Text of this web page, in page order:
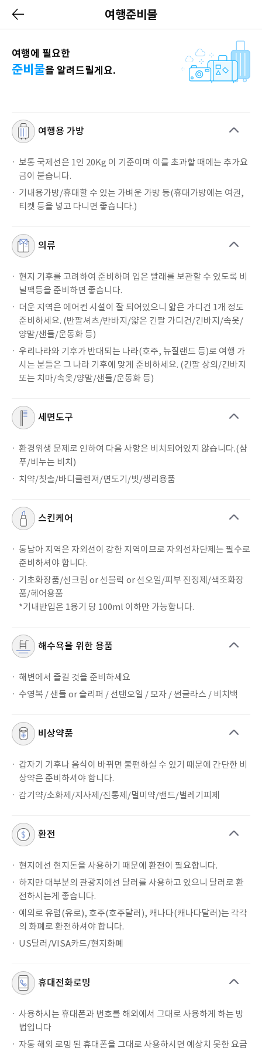
여행준비물
여행에 필요한
준비물을 알려드릴게요.
여행용 가방
보통 국제선은 1인 20Kg 이 기준이며 이를 초과할 때에는 추가요
금이 붙습니다.
기내용가방/휴대할 수 있는 가벼운 가방 등(휴대가방에는 여권,
티켓 등을 넣고 다니면 좋습니다.)
의류
현지 기후를 고려하여 준비하며 입은 빨래를 보관할 수 있도록 비
닐팩등을 준비하면 좋습니다.
더운 지역은 에어컨 시설이 잘 되어있으니 얇은 가디건 1개 정도
준비하세요. (반팔셔츠/반바지/얇은 긴팔 가디건/긴바지/속옷/
양말/샌들/운동화 등)​
우리나라와 기후가 반대되는 나라(호주, 뉴질랜드 등)로 여행 가
시는 분들은 그 나라 기후에 맞게 준비하세요. (긴팔 상의/긴바지
또는 치마/속옷/양말/샌들/운동화 등)​
세면도구
환경위생 문제로 인하여 다음 사항은 비치되어있지 않습니다.(샴
푸/비누는 비치)
치약/칫솔/바디클렌져/면도기/빗/생리용품
스킨케어
동남아 지역은 자외선이 강한 지역이므로 자외선차단제는 필수로
준비하셔야 합니다.
기초화장품/선크림 or 선블럭 or 선오일/피부 진정제/색조화장
품/헤어용품
*기내반입은 1용기 당 100ml 이하만 가능합니다.
해수욕을 위한 용품
해변에서 즐길 것을 준비하세요
수영복 / 샌들 or 슬리퍼 / 선탠오일 / 모자 / 썬글라스 / 비치백
비상약품
갑자기 기후나 음식이 바뀌면 불편하실 수 있기 때문에 간단한 비
상약은 준비하셔야 합니다.
감기약/소화제/지사제/진통제/멀미약/밴드/벌레기피제
환전
현지에선 현지돈을 사용하기 때문에 환전이 필요합니다.
하지만 대부분의 관광지에선 달러를 사용하고 있으니 달러로 환
전하시는게 좋습니다.
예외로 유럽(유로), 호주(호주달러), 캐나다(캐나다달러)는 각각
의 화폐로 환전하셔야 합니다.
US달러/VISA카드/현지화폐
휴대전화로밍
사용하시는 휴대폰과 번호를 해외에서 그대로 사용하게 하는 방
법입니다
자동 해외 로밍 된 휴대폰을 그대로 사용하시면 예상치 못한 요금